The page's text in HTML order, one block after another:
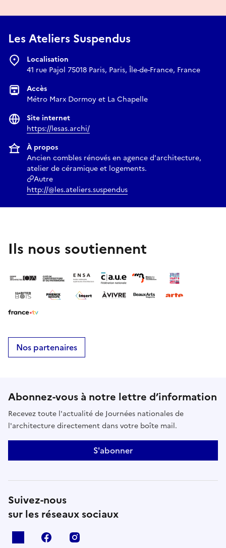
Les Ateliers Suspendus
Localisation
41 rue Pajol 75018 Paris, Paris, Île-de-France, France
Accès
Métro Marx Dormoy et La Chapelle
Site internet
https://lesas.archi/
À propos
Ancien combles rénovés en agence d'architecture,
atelier de céramique et logements.
Autre
http://@les.ateliers.suspendus
Ils nous soutiennent
Nos partenaires
Abonnez-vous à notre lettre d’information
Recevez toute l'actualité de Journées nationales de
l'architecture directement dans votre boîte mail.
S'abonner
Suivez-nous
sur les réseaux sociaux
facebook